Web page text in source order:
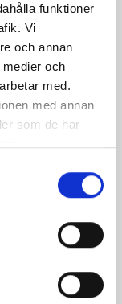
funktioner
Vi
och annan
och
med.
med annan
som de har